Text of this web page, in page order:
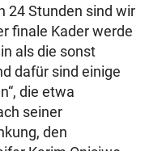
24 Stunden sind wir
finale Kader werde
als die sonst
dafür sind einige
die etwa
seiner
den